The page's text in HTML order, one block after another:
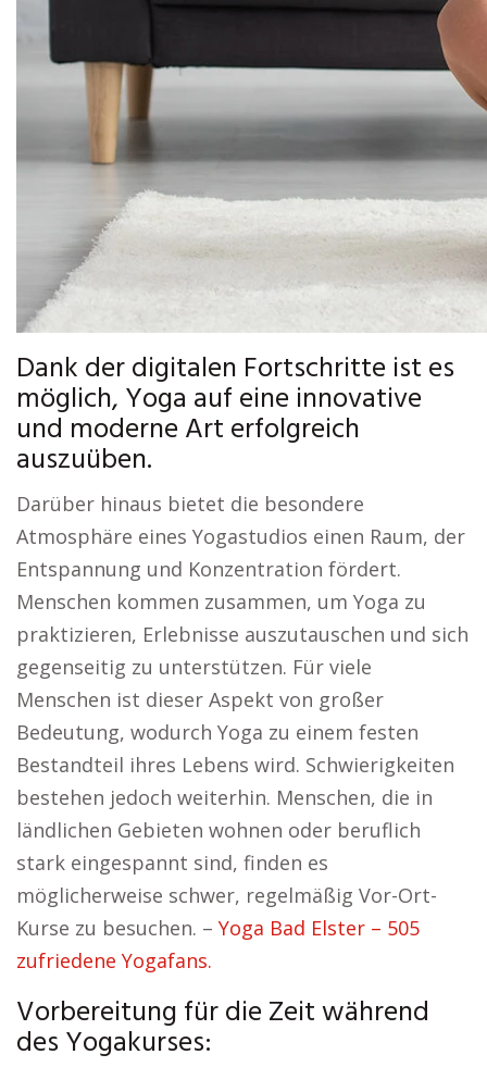
Dank der digitalen Fortschritte ist es
möglich, Yoga auf eine innovative
und moderne Art erfolgreich
auszuüben.
Darüber hinaus bietet die besondere
Atmosphäre eines Yogastudios einen Raum, der
Entspannung und Konzentration fördert.
Menschen kommen zusammen, um Yoga zu
praktizieren, Erlebnisse auszutauschen und sich
gegenseitig zu unterstützen. Für viele
Menschen ist dieser Aspekt von großer
Bedeutung, wodurch Yoga zu einem festen
Bestandteil ihres Lebens wird. Schwierigkeiten
bestehen jedoch weiterhin. Menschen, die in
ländlichen Gebieten wohnen oder beruflich
stark eingespannt sind, finden es
möglicherweise schwer, regelmäßig Vor-Ort-
Kurse zu besuchen. – Yoga Bad Elster – 505
zufriedene Yogafans.
Vorbereitung für die Zeit während
des Yogakurses: